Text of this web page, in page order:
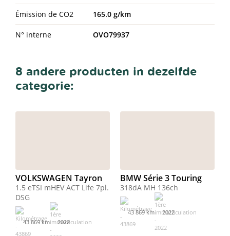
Émission de CO2 165.0 g/km
N° interne OVO79937
8 andere producten in dezelfde
categorie:
VOLKSWAGEN Tayron
1.5 eTSI mHEV ACT Life 7pl.
DSG
43 869 km 2022
BMW Série 3 Touring
318dA MH 136ch
43 869 km 2022